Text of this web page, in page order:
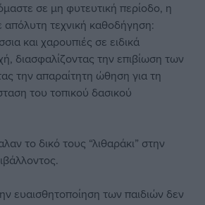
σε μη φυτευτική περίοδο, η
απόλυτη τεχνική καθοδήγηση:
και χαρουπιές σε ειδικά
διασφαλίζοντας την επιβίωση των
την απαραίτητη ώθηση για τη
του τοπικού δασικού
το δικό τους “λιθαράκι” στην
ευαισθητοποίηση των παιδιών δεν